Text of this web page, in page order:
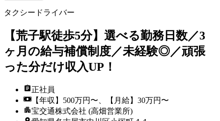
タクシードライバー
【荒子駅徒歩5分】選べる勤務日数／3
ヶ月の給与補償制度／未経験◎／頑張
った分だけ収入UP！
正社員
【年収】500万円〜、【月給】30万円〜
宝交通株式会社 (高畑営業所)